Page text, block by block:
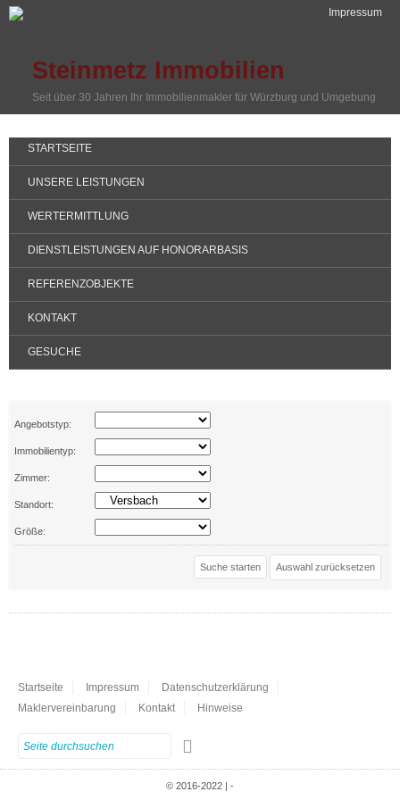
Impressum
Steinmetz Immobilien
Seit über 30 Jahren Ihr Immobilienmakler für Würzburg und Umgebung
STARTSEITE
UNSERE LEISTUNGEN
WERTERMITTLUNG
DIENSTLEISTUNGEN AUF HONORARBASIS
REFERENZOBJEKTE
KONTAKT
GESUCHE
Angebotstyp:
Immobilientyp:
Zimmer:
Standort:
Größe:
Auswahl zurücksetzen
Startseite Impressum
Datenschutzerklärung
Maklervereinbarung
Kontakt Hinweise
© 2016-2022 | -